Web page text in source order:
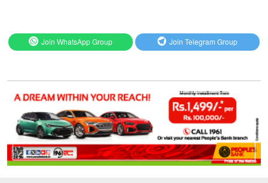
Join WhatsApp Group Join Telegram Group